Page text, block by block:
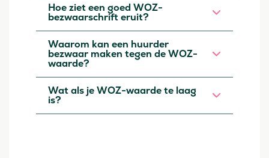
Hoe ziet een goed WOZ-
bezwaarschrift eruit?
Waarom kan een huurder
bezwaar maken tegen de WOZ-
waarde?
Wat als je WOZ-waarde te laag
is?